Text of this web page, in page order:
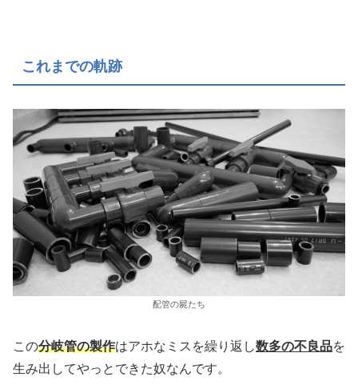
これまでの軌跡
配管の屍たち
この分岐管の製作はアホなミスを繰り返し数多の不良品を
生み出してやっとできた奴なんです。